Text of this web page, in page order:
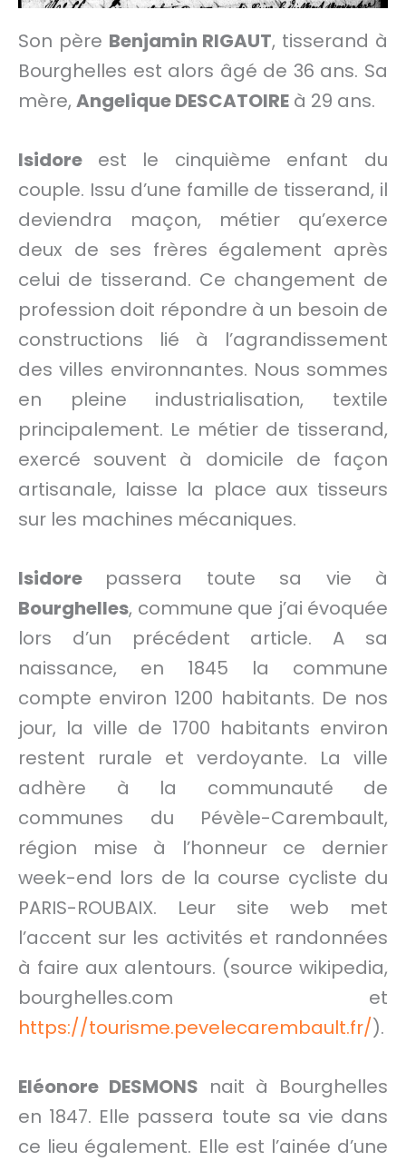
Son père Benjamin RIGAUT, tisserand à
Bourghelles est alors âgé de 36 ans. Sa
mère, Angelique DESCATOIRE à 29 ans.
Isidore est le cinquième enfant du
couple. Issu d’une famille de tisserand, il
deviendra maçon, métier qu’exerce
deux de ses frères également après
celui de tisserand. Ce changement de
profession doit répondre à un besoin de
constructions lié à l’agrandissement
des villes environnantes. Nous sommes
en pleine industrialisation, textile
principalement. Le métier de tisserand,
exercé souvent à domicile de façon
artisanale, laisse la place aux tisseurs
sur les machines mécaniques.
Isidore passera toute sa vie à
Bourghelles, commune que j’ai évoquée
lors d’un précédent article. A sa
naissance, en 1845 la commune
compte environ 1200 habitants. De nos
jour, la ville de 1700 habitants environ
restent rurale et verdoyante. La ville
adhère à la communauté de
communes du Pévèle-Carembault,
région mise à l’honneur ce dernier
week-end lors de la course cycliste du
PARIS-ROUBAIX. Leur site web met
l’accent sur les activités et randonnées
à faire aux alentours. (source wikipedia,
bourghelles.com et
https://tourisme.pevelecarembault.fr/).
Eléonore DESMONS nait à Bourghelles
en 1847. Elle passera toute sa vie dans
ce lieu également. Elle est l’ainée d’une